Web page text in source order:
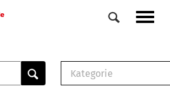
Veranstaltungen
0
Kategorie